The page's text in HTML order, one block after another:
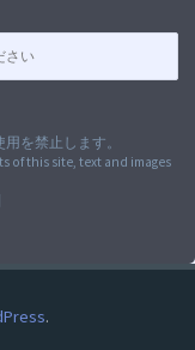
対
を禁止します。
this site, text and images
.